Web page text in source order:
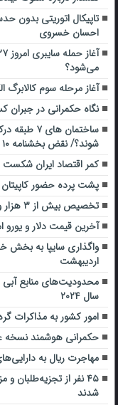
تاپیکال اتوریتی بدون
احسان خسروی
می‌شود؟
آغاز مرحله سوم کالابرگ
نگاه حکمرانی در جبران
شوند؟/ نقض بخشنامه ۱۰ ساله بدون اخذ مجوز
کمر اقتصاد ایران شکست | ضرر ۹ هزار میلیاردی
پشت پرده حضور کاپیتان
تخصیص بیش از ۳ هزار و ۱۲۰ میلیارد تومان اعتبار برای راه‌آهن اردبیل
آخرین قیمت دلار و یورو امروز شنبه ۱۲
اردیبهشت
سال ۲۰۲۴
امور کشور به مذاکرات
حکمرانی هوشمند نسخه
مهاجرت ریال به
۴۵ نفر از تجزیه‌طلبان
شدند